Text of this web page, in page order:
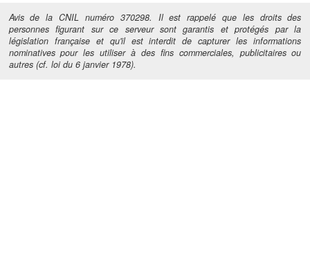
Avis de la CNIL numéro 370298. Il est rappelé que les droits des
personnes figurant sur ce serveur sont garantis et protégés par la
législation française et qu'il est interdit de capturer les informations
nominatives pour les utiliser à des fins commerciales, publicitaires ou
autres (cf. loi du 6 janvier 1978).